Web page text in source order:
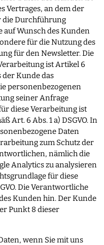
Vertrages, an dem der
die Durchführung
Wunsch des Kunden
für die Nutzung des
für den Newsletter. Die
ist Artikel 6
der Kunde das
personenbezogenen
seiner Anfrage
diese Verarbeitung ist
Art. 6 Abs. 1 a) DSGVO. In
Daten
zum Schutz der
nämlich die
Analytics zu analysieren
für diese
Die Verantwortliche
Kunden hin. Der Kunde
Punkt 8 dieser
wenn Sie mit uns